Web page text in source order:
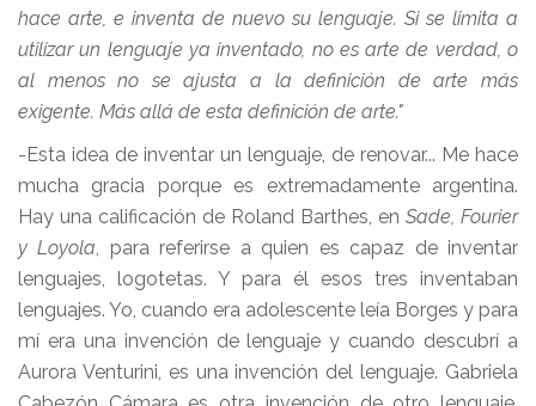
hace arte, e inventa de nuevo su lenguaje. Si se limita a
utilizar un lenguaje ya inventado, no es arte de verdad, o
al menos no se ajusta a la definición de arte más
exigente. Más allá de esta definición de arte."
-Esta idea de inventar un lenguaje, de renovar... Me hace
mucha gracia porque es extremadamente argentina.
Hay una calificación de Roland Barthes, en Sade, Fourier
y Loyola, para referirse a quien es capaz de inventar
lenguajes, logotetas. Y para él esos tres inventaban
lenguajes. Yo, cuando era adolescente leía Borges y para
mí era una invención de lenguaje y cuando descubrí a
Aurora Venturini, es una invención del lenguaje. Gabriela